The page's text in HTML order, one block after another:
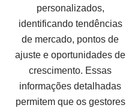
personalizados,
identificando tendências
de mercado, pontos de
ajuste e oportunidades de
crescimento. Essas
informações detalhadas
permitem que os gestores